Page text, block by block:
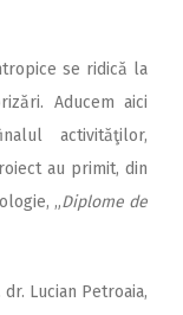
se ridică la
Aducem aici
activităţilor,
au primit, din
„Diplome de
dr. Lucian Petroaia,